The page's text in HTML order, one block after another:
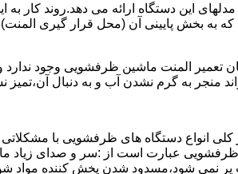
این دستگاه ارائه می دهد.روند کار به
بخش پایینی آن (محل قرار گیری
المنت ماشین ظرفشویی وجود ندارد
منجر به گرم نشدن آب و به دنبال
انواع دستگاه های ظرفشویی با
ظرفشویی عبارت است از :سر و صدای
نمی شود،مسدود شدن پخش کننده